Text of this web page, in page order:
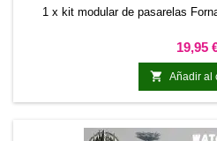
1 x kit modular de pasarelas
Precio
19,95
 Añadir al